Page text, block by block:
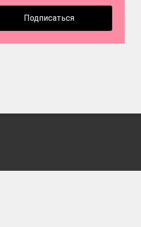
Подписаться